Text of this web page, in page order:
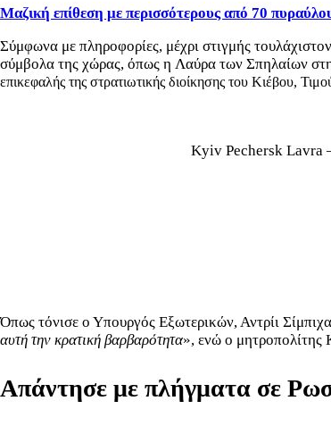
Μαζική επίθεση με περισσότερους από 70
Σύμφωνα με πληροφορίες, μέχρι στιγμής
σύμβολα της χώρας, όπως η Λαύρα των Σπηλαίων
επικεφαλής της στρατιωτικής διοίκησης του Κιέβου,
Kyiv Pechersk Lavra
Όπως τόνισε ο Υπουργός Εξωτερικών, Αντρίι
αυτή την κρατική βαρβαρότητα», ενώ ο μητροπολίτης
Απάντησε με πλήγματα σε